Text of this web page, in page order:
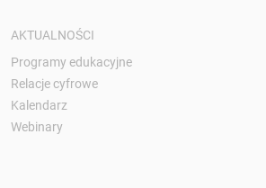
AKTUALNOŚCI
Programy edukacyjne
Relacje cyfrowe
Kalendarz
Webinary